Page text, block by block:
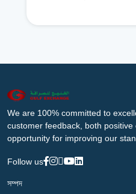
We are 100% committed to
customer feedback, both
opportunity for improving our
Follow us
সম্পদ